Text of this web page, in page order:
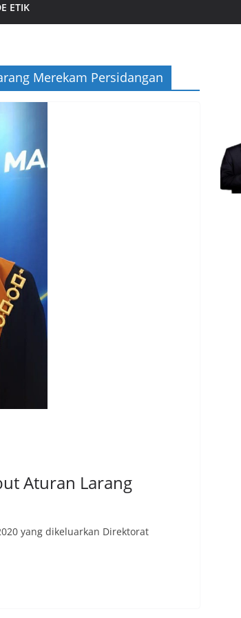
ETIK
Merekam Persidangan
Aturan Larang
yang dikeluarkan Direktorat